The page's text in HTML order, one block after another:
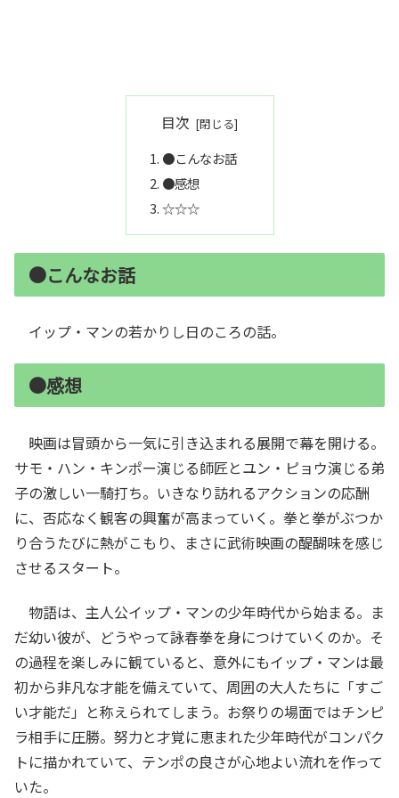
目次
●こんなお話
●感想
☆☆☆
●こんなお話
イップ・マンの若かりし日のころの話。
●感想
映画は冒頭から一気に引き込まれる展開で幕を開ける。
サモ・ハン・キンポー演じる師匠とユン・ピョウ演じる弟
子の激しい一騎打ち。いきなり訪れるアクションの応酬
に、否応なく観客の興奮が高まっていく。拳と拳がぶつか
り合うたびに熱がこもり、まさに武術映画の醍醐味を感じ
させるスタート。
物語は、主人公イップ・マンの少年時代から始まる。ま
だ幼い彼が、どうやって詠春拳を身につけていくのか。そ
の過程を楽しみに観ていると、意外にもイップ・マンは最
初から非凡な才能を備えていて、周囲の大人たちに「すご
い才能だ」と称えられてしまう。お祭りの場面ではチンピ
ラ相手に圧勝。努力と才覚に恵まれた少年時代がコンパク
トに描かれていて、テンポの良さが心地よい流れを作って
いた。